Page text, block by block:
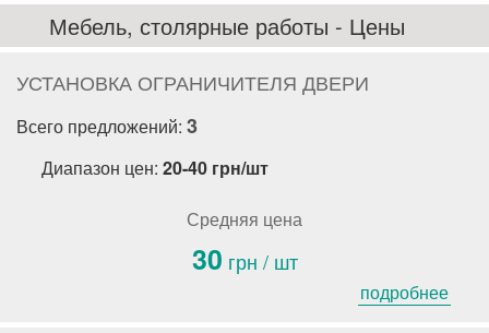
Мебель, столярные работы - Цены
УСТАНОВКА ОГРАНИЧИТЕЛЯ ДВЕРИ
Всего предложений: 3
Диапазон цен: 20-40 грн/шт
Средняя цена
30 грн / шт
подробнее